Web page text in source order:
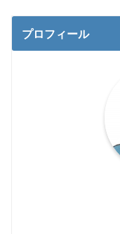
プロフィール